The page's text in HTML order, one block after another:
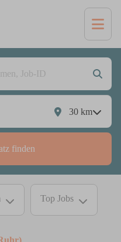
30 km
finden
Top Jobs